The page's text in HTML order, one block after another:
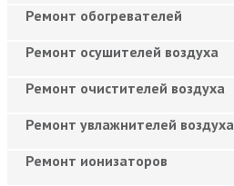
Ремонт обогревателей
Ремонт осушителей воздуха
Ремонт очистителей воздуха
Ремонт увлажнителей воздуха
Ремонт ионизаторов